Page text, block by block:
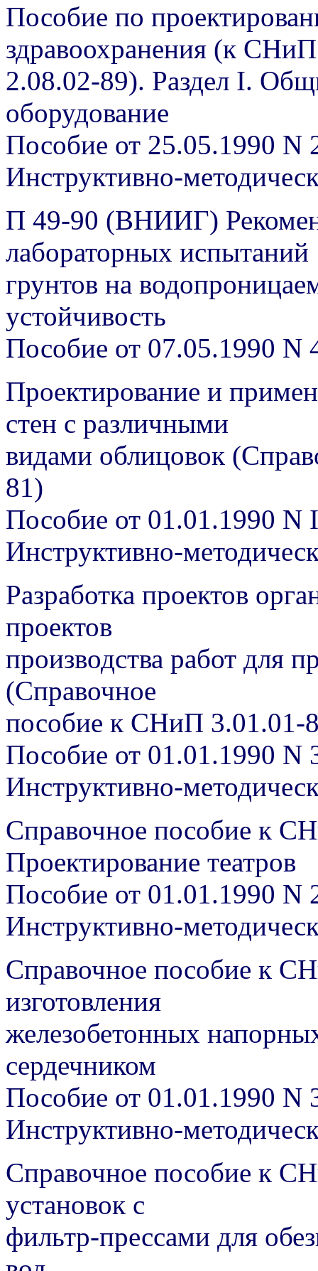
Пособие по
здравоохранения (к СНиП
2.08.02-89). Раздел I.
оборудование
Пособие от 25.05.1990 N
Инструктивно-
П 49-90 (ВНИИГ)
лабораторных испытаний
грунтов на
устойчивость
Пособие от 07.05.1990 N
Проектирование и
стен с различными
видами облицовок
81)
Пособие от 01.01.1990 N
Инструктивно-
Разработка проектов
проектов
производства работ для
(Справочное
пособие к СНиП 3.01.01-
Пособие от 01.01.1990 N
Инструктивно-
Справочное пособие к
Проектирование театров
Пособие от 01.01.1990 N
Инструктивно-
Справочное пособие к
изготовления
железобетонных
сердечником
Пособие от 01.01.1990 N
Инструктивно-
Справочное пособие к
установок с
фильтр-прессами для